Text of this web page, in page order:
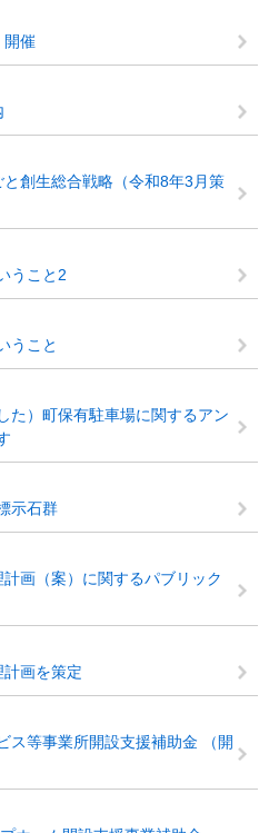
催
創生総合戦略（令和8年3月策
うこと2
うこと
た）町保有駐車場に関するアン
示石群
画（案）に関するパブリック
画を策定
ス等事業所開設支援補助金 （開